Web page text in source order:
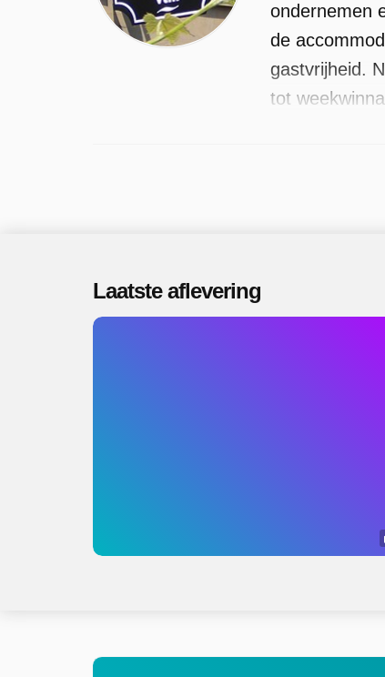
ondernemen
de
gastvrijheid.
tot
Laatste aflevering